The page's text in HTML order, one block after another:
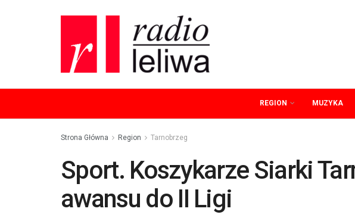
REGION MUZYKA
Strona Główna Region Tarnobrzeg
Sport. Koszykarze Siarki
awansu do II Ligi